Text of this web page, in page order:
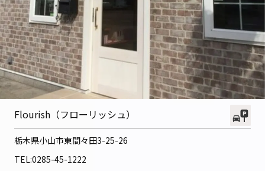
Flourish（フローリッシュ）
栃木県小山市東間々田3-25-26
TEL:0285-45-1222